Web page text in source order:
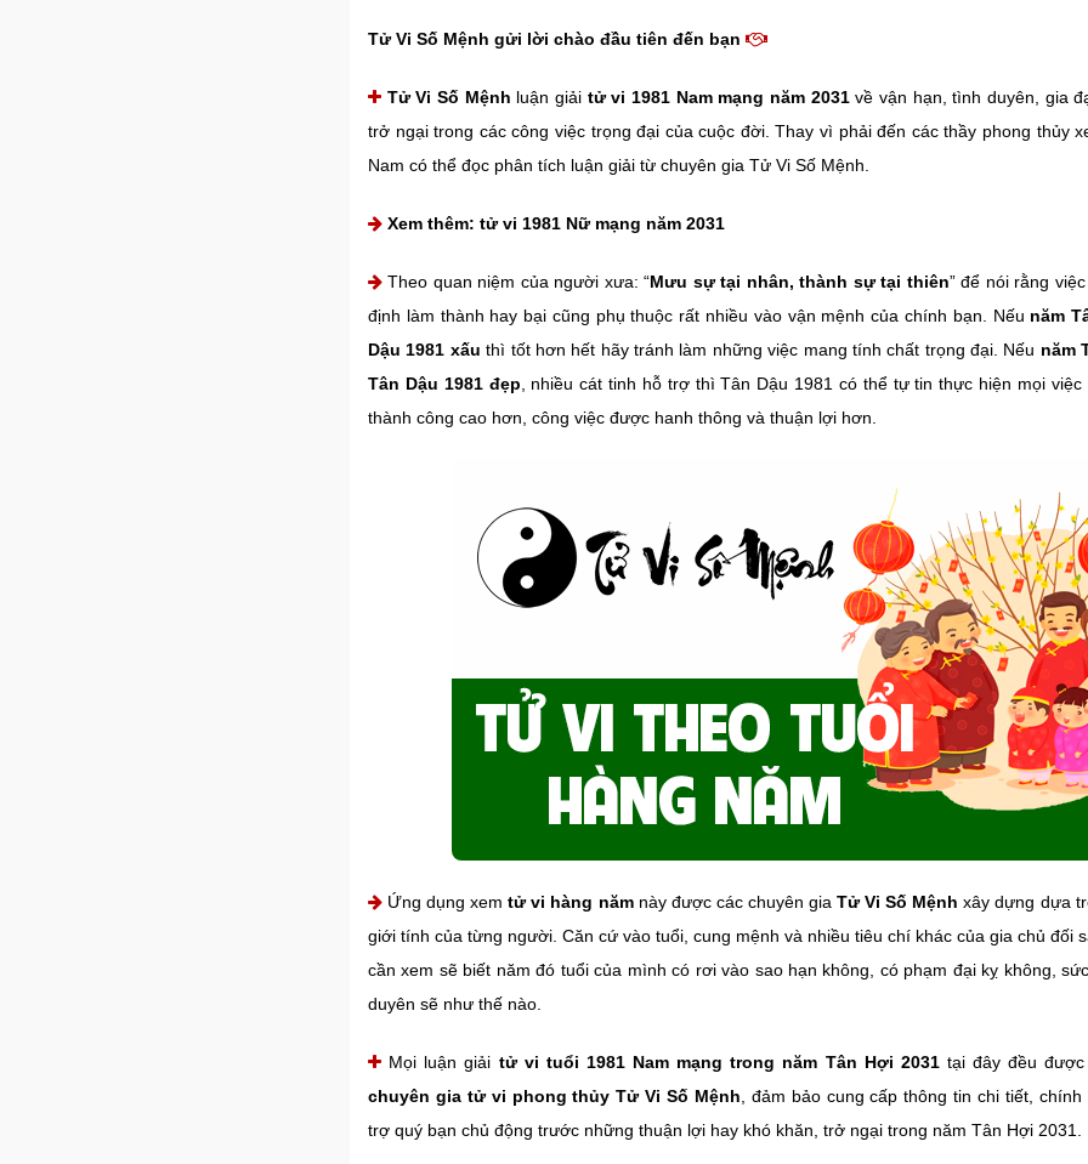
Tử Vi Số Mệnh gửi lời chào đầu tiên đến bạn
Tử Vi Số Mệnh luận giải tử vi 1981 Nam mạng năm 2031về vận hạn, tình duyên, gia
trở ngại trong các công việc trọng đại của cuộc đời. Thay vì phải đến các thầy phong thủy
Nam có thể đọc phân tích luận giải từ chuyên gia Tử Vi Số Mệnh.
Xem thêm: tử vi 1981 Nữ mạng năm 2031
Theo quan niệm của người xưa: “Mưu sự tại nhân, thành sự tại thiên” để nói rằng
định làm thành hay bại cũng phụ thuộc rất nhiều vào vận mệnh của chính bạn. Nếu năm
Dậu 1981 xấu thì tốt hơn hết hãy tránh làm những việc mang tính chất trọng đại. Nếu năm
Tân Dậu 1981 đẹp , nhiều cát tinh hỗ trợ thì Tân Dậu 1981 có thể tự tin thực hiện mọi
thành công cao hơn, công việc được hanh thông và thuận lợi hơn.
Ứng dụng xemtử vi hàng nămnày được các chuyên giaTử Vi Số Mệnh xây dựng dựa
giới tính của từng người. Căn cứ vào tuổi, cung mệnh và nhiều tiêu chí khác của gia chủ đối
cần xem sẽ biết năm đó tuổi của mình có rơi vào sao hạn không, có phạm đại kỵ không,
duyên sẽ như thế nào.
Mọi luận giải tử vi tuổi 1981 Nam mạng trong năm Tân Hợi 2031tại đây đều
chuyên gia tử vi phong thủy Tử Vi Số Mệnh , đảm bảo cung cấp thông tin chi tiết,
trợ quý bạn chủ động trước những thuận lợi hay khó khăn, trở ngại trong năm Tân Hợi 2031.